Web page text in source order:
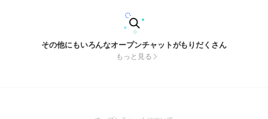
その他にもいろんなオープンチャットがもりだくさん
もっと見る